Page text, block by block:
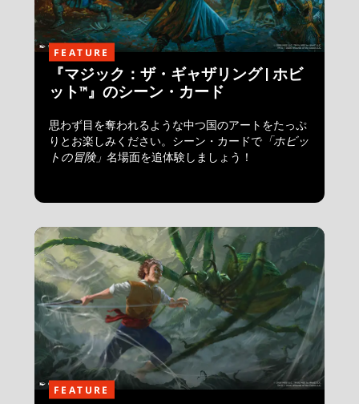
FEATURE
『マジック：ザ・ギャザリング | ホビ
ット™』のシーン・カード
思わず目を奪われるような中つ国のアートをたっぷ
りとお楽しみください。シーン・カードで 「ホビッ
トの冒険」 名場面を追体験しましょう！
FEATURE